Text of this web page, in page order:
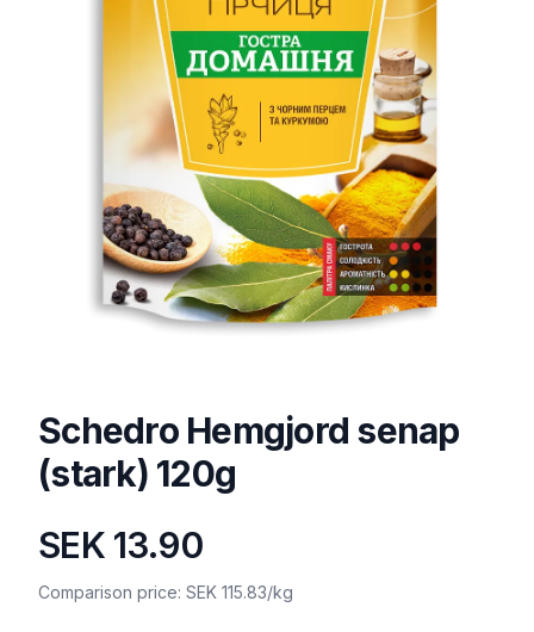
Schedro Hemgjord senap
(stark) 120g
SEK 13.90
Comparison price: SEK 115.83/kg